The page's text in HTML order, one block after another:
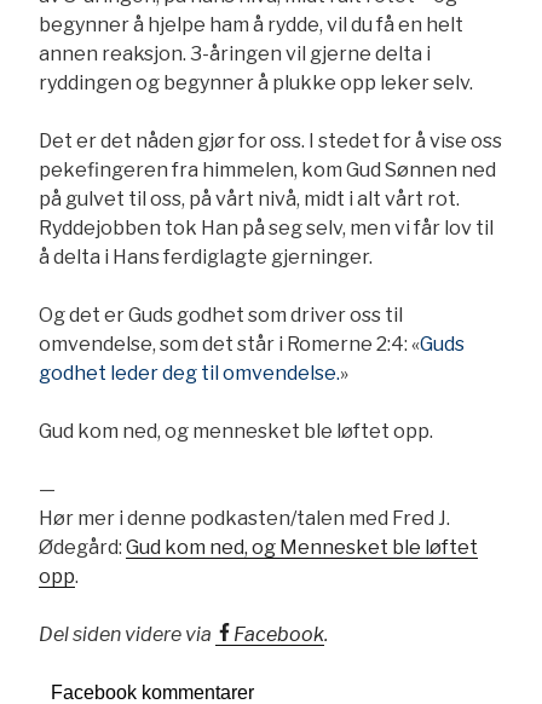
begynner å hjelpe ham å rydde, vil du få en helt
annen reaksjon. 3-åringen vil gjerne delta i
ryddingen og begynner å plukke opp leker selv.
Det er det nåden gjør for oss. I stedet for å vise oss
pekefingeren fra himmelen, kom Gud Sønnen ned
på gulvet til oss, på vårt nivå, midt i alt vårt rot.
Ryddejobben tok Han på seg selv, men vi får lov til
å delta i Hans ferdiglagte gjerninger.
Og det er Guds godhet som driver oss til
omvendelse, som det står i Romerne 2:4: «Guds
godhet leder deg til omvendelse.»
Gud kom ned, og mennesket ble løftet opp.
—
Hør mer i denne podkasten/talen med Fred J.
Ødegård: Gud kom ned, og Mennesket ble løftet
opp.
Del siden videre via Facebook.
Facebook kommentarer